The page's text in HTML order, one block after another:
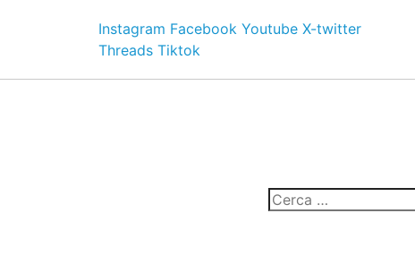
Instagram Facebook Youtube X-twitter
Threads Tiktok